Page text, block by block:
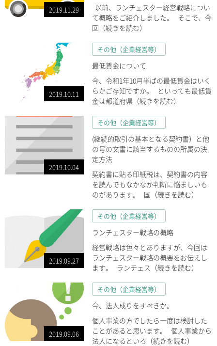
2019.11.29
以前、ランチェスター経営戦略につい
て概略をご紹介しました。 そこで、今
回（続きを読む）
2019.10.11
その他（企業経営等）
最低賃金について
今、令和1年10月半ばの最低賃金はいく
らかご存知ですか。 といっても最低賃
金は都道府県（続きを読む）
2019.10.04
その他（企業経営等）
(継続的取引の基本となる契約書）と他
の号の文書に該当するものの所属の決
定方法
契約書に貼る印紙税は、契約書の内容
を読んでもなかなか判断に悩ましいも
のがあります。 国（続きを読む）
2019.09.27
その他（企業経営等）
ランチェスター戦略の概略
経営戦略は色々とありますが、今回は
ランチェスター戦略の概要をお伝えし
ます。 ランチェス（続きを読む）
2019.09.06
その他（企業経営等）
今、法人成りをすべきか。
個人事業の方でしたら一度は検討した
ことがあると思います。 個人事業から
法人になるといろ（続きを読む）